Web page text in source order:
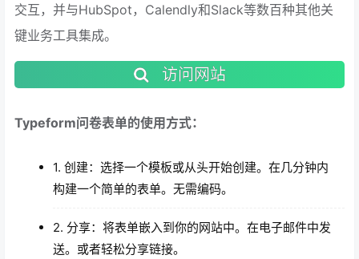
交互，并与HubSpot，Calendly和Slack等数百种其他关
键业务工具集成。
访问网站
Typeform问卷表单的使用方式：
1. 创建：选择一个模板或从头开始创建。在几分钟内
构建一个简单的表单。无需编码。
2. 分享：将表单嵌入到你的网站中。在电子邮件中发
送。或者轻松分享链接。